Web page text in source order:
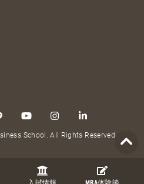
School. All Rights Reserved.